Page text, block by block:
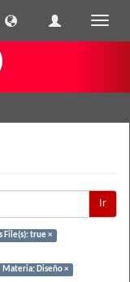
Ir
File(s): true ×
Materia: Diseño ×